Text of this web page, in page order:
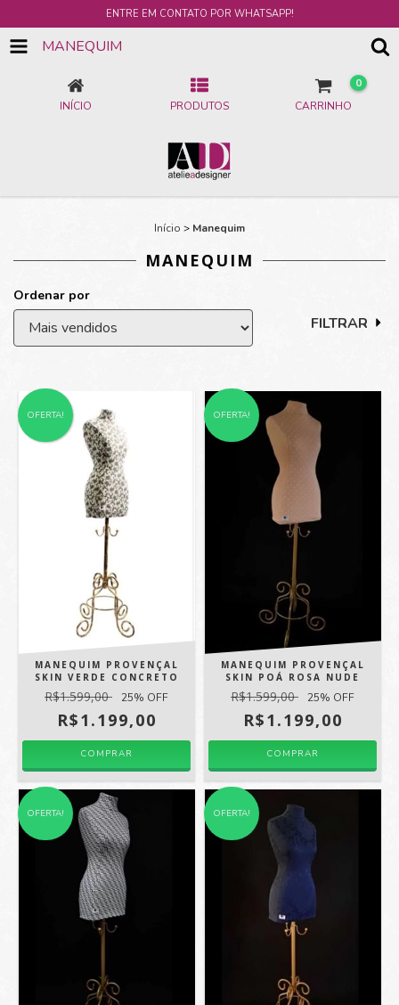
ENTRE EM CONTATO POR WHATSAPP!
MANEQUIM
INÍCIO PRODUTOS CARRINHO
0
Início > Manequim
MANEQUIM
Ordenar por
FILTRAR
OFERTA!
MANEQUIM PROVENÇAL
SKIN VERDE CONCRETO
R$1.599,00 25% OFF
R$1.199,00
COMPRAR
OFERTA!
MANEQUIM PROVENÇAL
SKIN POÁ ROSA NUDE
R$1.599,00 25% OFF
R$1.199,00
COMPRAR
OFERTA! OFERTA!